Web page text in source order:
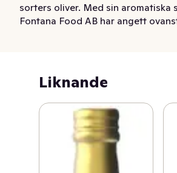
sorters oliver. Med sin aromatiska
nyslaget gräs passar olivoljan till
Fontana Food AB har angett
Liknande